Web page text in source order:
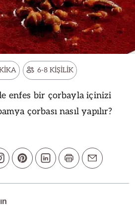
6-8 KİŞİLİK
enfes bir çorbayla içinizi
çorbası nasıl yapılır?